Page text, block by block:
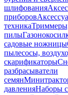
шлифования
приборов
техника
пилы
садовые ножницы
пылесосы,
скарификаторы
разбрасыватели
семян
давленияНаборы